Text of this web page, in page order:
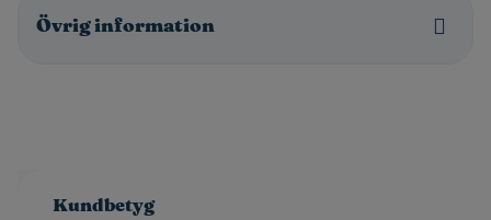
Övrig information
Kundbetyg